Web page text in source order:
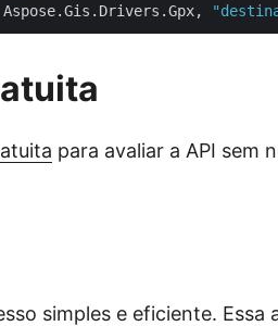
para avaliar a API sem
simples e eficiente. Essa